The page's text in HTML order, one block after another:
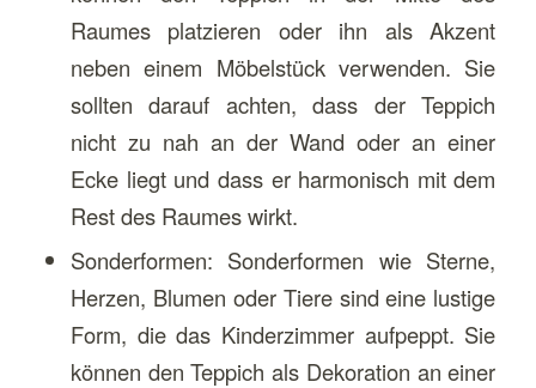
Raumes platzieren oder ihn als Akzent
neben einem Möbelstück verwenden. Sie
sollten darauf achten, dass der Teppich
nicht zu nah an der Wand oder an einer
Ecke liegt und dass er harmonisch mit dem
Rest des Raumes wirkt.
Sonderformen: Sonderformen wie Sterne,
Herzen, Blumen oder Tiere sind eine lustige
Form, die das Kinderzimmer aufpeppt. Sie
können den Teppich als Dekoration an einer